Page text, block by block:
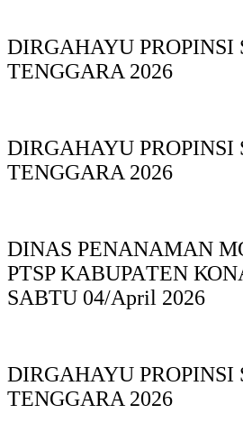
DIRGAHAYU PROPINSI
TENGGARA 2026
DIRGAHAYU PROPINSI
TENGGARA 2026
DINAS PΕΝΑΝΑΜAN
PTSP KABUPAΤΕΝ
SABTU 04/April 2026
DIRGAHAYU PROPINSI
TENGGARA 2026